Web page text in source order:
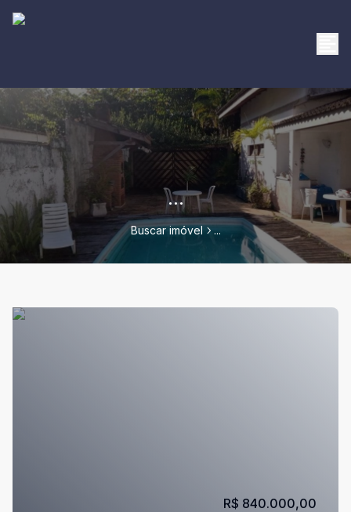
...
Buscar imóvel ...
R$ 840.000,00